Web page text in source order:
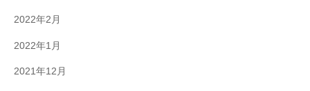
2022年2月
2022年1月
2021年12月